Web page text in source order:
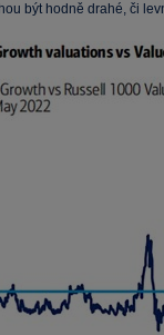
být hodně drahé, či